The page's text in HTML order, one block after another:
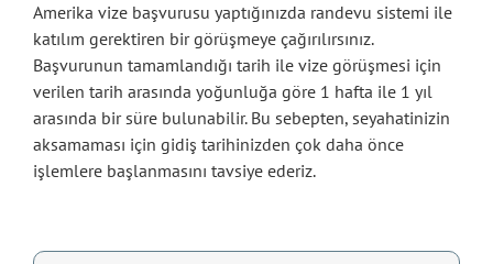
Amerika vize başvurusu yaptığınızda randevu sistemi ile
katılım gerektiren bir görüşmeye çağırılırsınız.
Başvurunun tamamlandığı tarih ile vize görüşmesi için
verilen tarih arasında yoğunluğa göre 1 hafta ile 1 yıl
arasında bir süre bulunabilir. Bu sebepten, seyahatinizin
aksamaması için gidiş tarihinizden çok daha önce
işlemlere başlanmasını tavsiye ederiz.